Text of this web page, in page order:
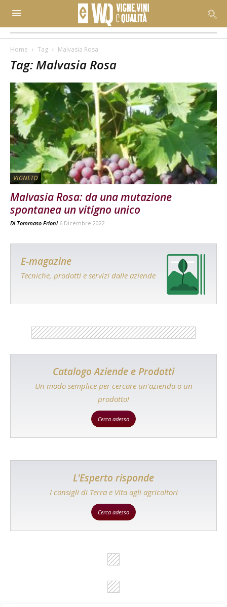
Home Tag Malvasia Rosa
Tag: Malvasia Rosa
VIGNETO
Malvasia Rosa: da una mutazione
spontanea un vitigno unico
Di Tommaso Frioni 6 Dicembre 2022
E-magazine
Tecniche, prodotti e servizi dalle aziende
Catalogo Aziende e Prodotti
Un modo semplice per cercare un'azienda o un
prodotto!
Cerca adesso
L'Esperto risponde
I consigli di Terra e Vita agli agricoltori
Cerca adesso